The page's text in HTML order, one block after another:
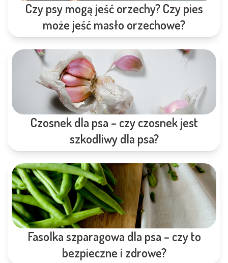
Czy psy mogą jeść orzechy? Czy pies
może jeść masło orzechowe?
Czosnek dla psa – czy czosnek jest
szkodliwy dla psa?
Fasolka szparagowa dla psa – czy to
bezpieczne i zdrowe?